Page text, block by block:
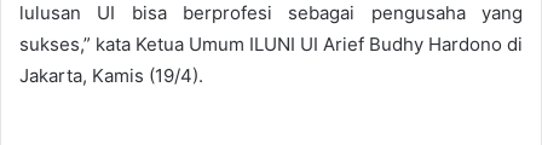
lulusan UI bisa berprofesi sebagai pengusaha yang
sukses,” kata Ketua Umum ILUNI UI Arief Budhy Hardono di
Jakarta, Kamis (19/4).